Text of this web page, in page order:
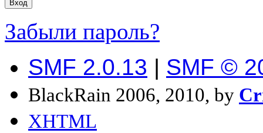
Забыли пароль?
SMF 2.0.13 | SMF ©
BlackRain 2006, 2010, by
XHTML